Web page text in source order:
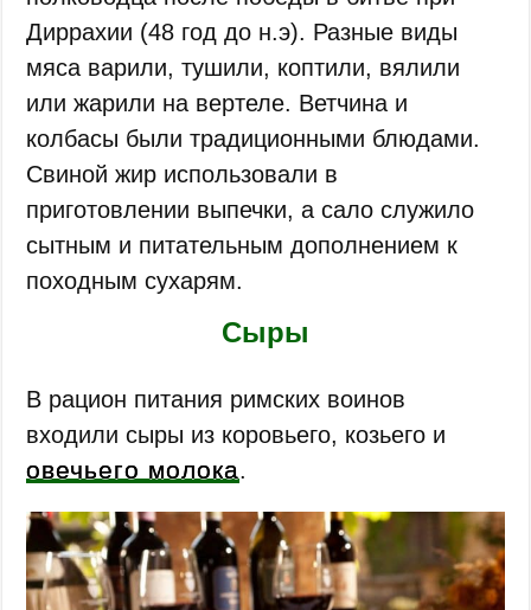
Диррахии (48 год до н.э). Разные виды
мяса варили, тушили, коптили, вялили
или жарили на вертеле. Ветчина и
колбасы были традиционными блюдами.
Свиной жир использовали в
приготовлении выпечки, а сало служило
сытным и питательным дополнением к
походным сухарям.
Сыры
В рацион питания римских воинов
входили сыры из коровьего, козьего и
овечьего молока.